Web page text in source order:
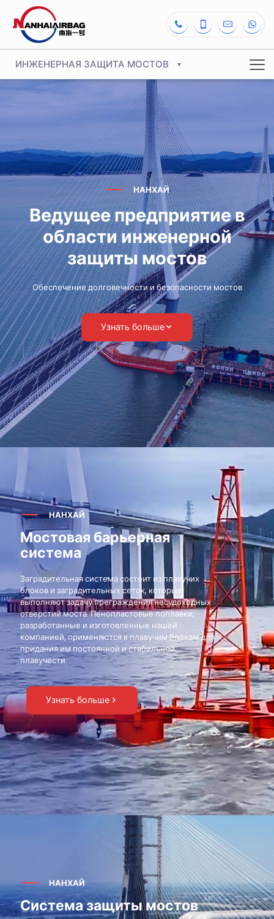
ИНЖЕНЕРНАЯ ЗАЩИТА МОСТОВ
НАНХАЙ
Ведущее предприятие в
области инженерной
защиты мостов
Обеспечение долговечности и безопасности мостов
Узнать больше
НАНХАЙ
Мостовая барьерная
система
Заградительная система состоит из плавучих
блоков и заградительных сеток, которые
выполняют задачу преграждения несудоходных
отверстий моста. Пенопластовые поплавки,
разработанные и изготовленные нашей
компанией, применяются к плавучим блокам для
придания им постоянной и стабильной
плавучести.
Узнать больше
НАНХАЙ
Система защиты мостов